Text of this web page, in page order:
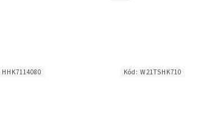
HHK7114080 Kód: W21TSHK710